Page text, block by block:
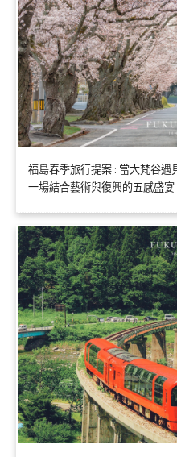
福島春季旅行提案 : 當大梵谷遇
一場結合藝術與復興的五感盛宴